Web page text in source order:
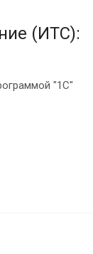
(ИТС):
"1С"